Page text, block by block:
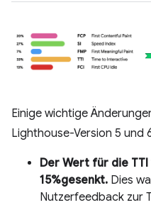
Einige wichtige
Lighthouse-Version 5 und
Der Wert für die
15%gesenkt. Dies
Nutzerfeedback zur